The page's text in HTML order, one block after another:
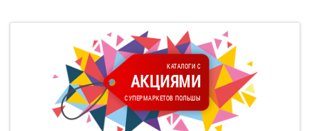
КАТАЛОГИ С
АКЦИЯМИ
СУПЕРМАРКЕТОВ ПОЛЬШЫ